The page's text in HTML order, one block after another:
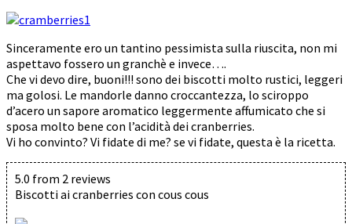
Sinceramente ero un tantino pessimista sulla riuscita, non mi
aspettavo fossero un granchè e invece….
Che vi devo dire, buoni!!! sono dei biscotti molto rustici, leggeri
ma golosi. Le mandorle danno croccantezza, lo sciroppo
d’acero un sapore aromatico leggermente affumicato che si
sposa molto bene con l’acidità dei cranberries.
Vi ho convinto? Vi fidate di me? se vi fidate, questa è la ricetta.
5.0 from 2 reviews
Biscotti ai cranberries con cous cous